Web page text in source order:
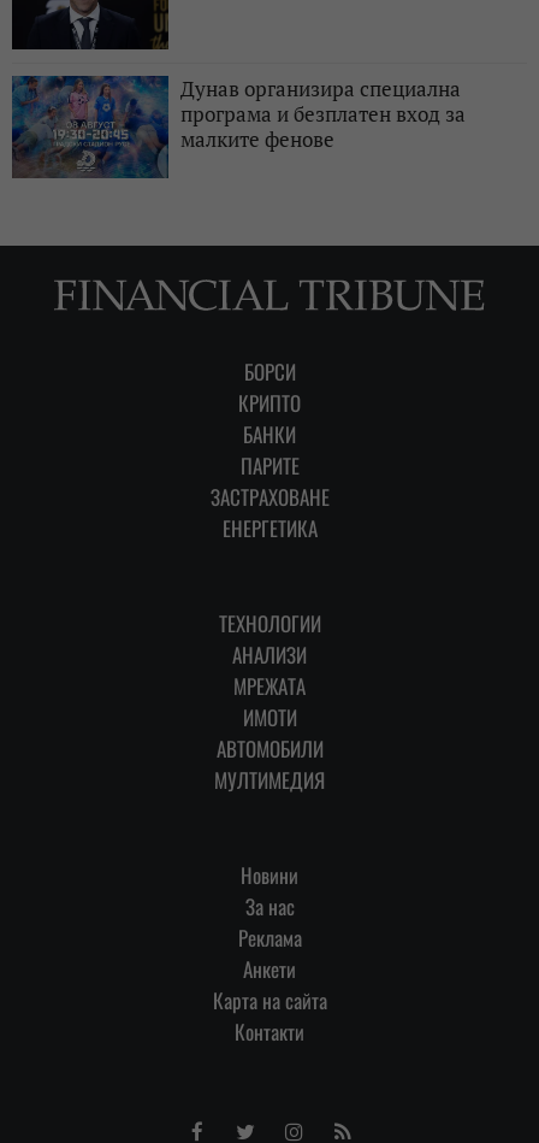
Дунав организира специална
програма и безплатен вход за
малките фенове
БОРСИ
КРИПТО
БАНКИ
ПАРИТЕ
ЗАСТРАХОВАНЕ
ЕНЕРГЕТИКА
ТЕХНОЛОГИИ
АНАЛИЗИ
МРЕЖАТА
ИМОТИ
АВТОМОБИЛИ
МУЛТИМЕДИЯ
Новини
За нас
Реклама
Анкети
Карта на сайта
Контакти